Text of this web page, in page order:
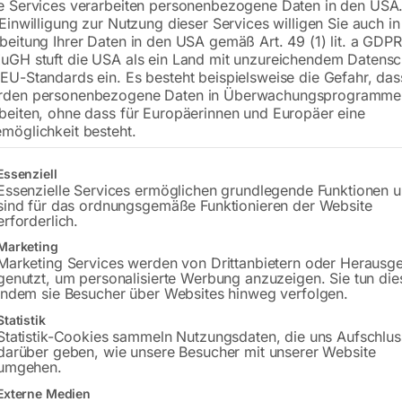
€810,00
inkl. MwSt. zzgl.Versandkosten
Lieferzeit:ca. 5 - 10 Werktage
Versandkosten Standard (Österreich):
Sie haben
Gerne
Anfrageformular
Services verarbeiten personenbezogene Daten in den
zur Nutzung dieser Services willigen Sie auch
Ihrer Daten in den USA gemäß Art. 49 (1) lit. a
stuft die USA als ein Land mit unzureichendem
Standards ein. Es besteht beispielsweise die Gefahr,
personenbezogene Daten in
ohne dass für Europäerinnen und Europäer eine
besteht.
eine Liste der Service-Gruppen, für die eine Einwilligung erteilt
Services ermöglichen grundlegende Funktionen
für das ordnungsgemäße Funktionieren der Website
Services werden von Drittanbietern oder
um personalisierte Werbung anzuzeigen. Sie tun
sie Besucher über Websites hinweg verfolgen.
Cookies sammeln Nutzungsdaten, die uns
geben, wie unsere Besucher mit unserer Website
Medien